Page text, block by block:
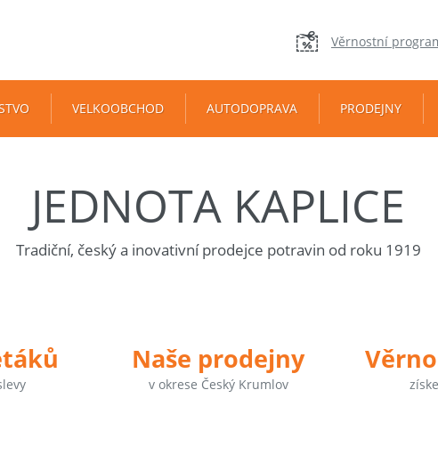
Věrnostní
VELKOOBCHOD AUTODOPRAVA PRODEJNY
JEDNOTA KAPLICE
Tradiční, český a inovativní prodejce potravin od roku 1919
Naše prodejny
v okrese Český Krumlov